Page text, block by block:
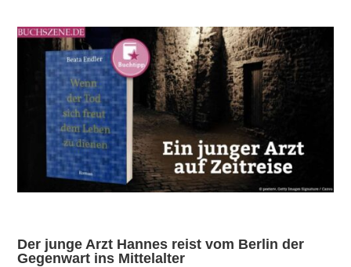
Der junge Arzt Hannes reist vom Berlin der
Gegenwart ins Mittelalter